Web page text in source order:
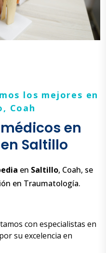
los mejores en
Coah
en
Saltillo
en Saltillo, Coah, se
en Traumatología.
con especialistas en
su excelencia en